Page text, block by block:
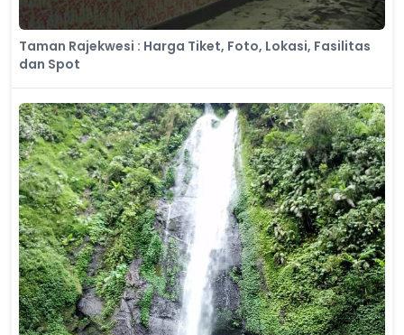
Taman Rajekwesi : Harga Tiket, Foto, Lokasi, Fasilitas
dan Spot